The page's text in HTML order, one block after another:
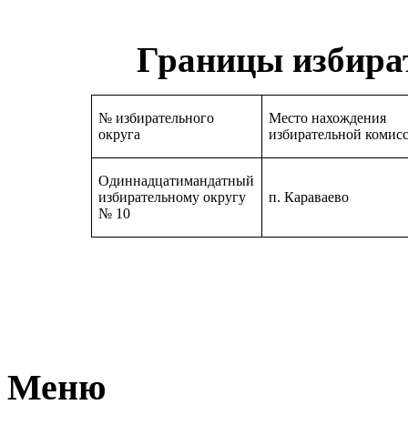
Границы
№ избирательного
округа
Место нахождения
избирательной
Одиннадцатимандатный
избирательному округу
№ 10
п. Караваево
Меню